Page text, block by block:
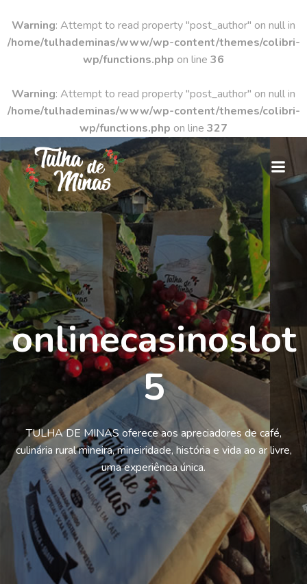
Warning: Attempt to read property "post_author" on null in
/home/tulhademinas/www/wp-content/themes/colibri-
wp/functions.php on line 36
Warning: Attempt to read property "post_author" on null in
/home/tulhademinas/www/wp-content/themes/colibri-
wp/functions.php on line 327
Pular
para
o
conteúdo
onlinecasinoslot
5
TULHA DE MINAS oferece aos apreciadores de café,
culinária rural mineira, mineiridade, história e vida ao ar livre,
uma experiência única.